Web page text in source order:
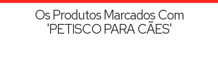
Os Produtos Marcados Com
'PETISCO PARA CÃES'